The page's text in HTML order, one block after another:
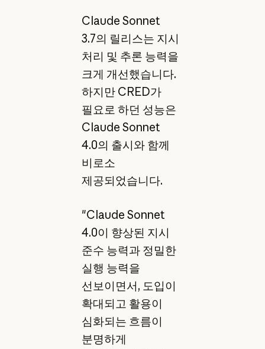
Claude Sonnet
3.7의 릴리스는 지시
처리 및 추론 능력을
크게 개선했습니다.
하지만 CRED가
필요로 하던 성능은
Claude Sonnet
4.0의 출시와 함께
비로소
제공되었습니다.
"Claude Sonnet
4.0이 향상된 지시
준수 능력과 정밀한
실행 능력을
선보이면서, 도입이
확대되고 활용이
심화되는 흐름이
분명하게